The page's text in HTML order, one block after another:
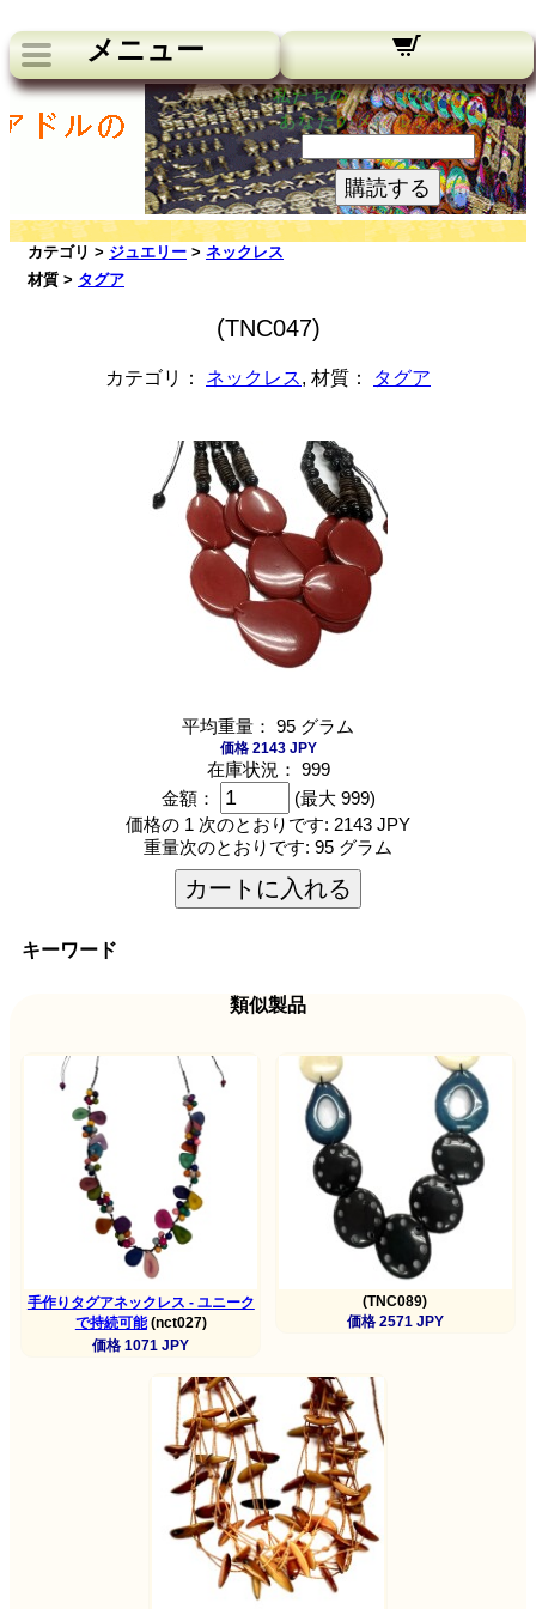
メニュー
私たちのニュースレター：
あなたのメールアドレス:
購読する
カテゴリ > ジュエリー > ネックレス
材質 > タグア
(TNC047)
カテゴリ： ネックレス, 材質： タグア
平均重量： 95 グラム
価格 2143 JPY
在庫状況： 999
金額：
(最大 999)
価格の 1 次のとおりです: 2143 JPY
重量次のとおりです: 95 グラム
カートに入れる
キーワード
類似製品
手作りタグアネックレス - ユニーク
で持続可能(nct027)
価格 1071 JPY
(TNC089)
価格 2571 JPY